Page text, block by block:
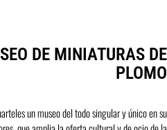
DE MINIATURAS DE
PLOMO
un museo del todo singular y único en su